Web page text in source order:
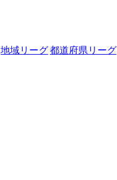
地域リーグ都道府県リーグ